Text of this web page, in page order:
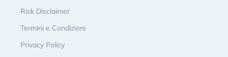
Risk Disclaimer
Termini e Condizioni
Privacy Policy